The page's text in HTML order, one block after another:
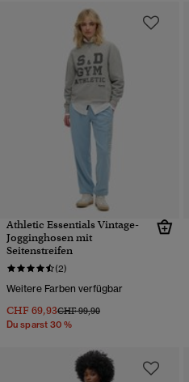
Athletic Essentials Vintage-
Jogginghosen mit
Seitenstreifen
(2)
Weitere Farben verfügbar
CHF 69,93Preis wurde reduziert von
CHF 99,90bis
Du sparst 30 %